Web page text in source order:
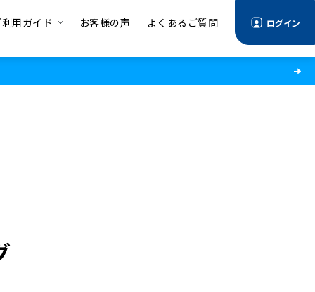
利用ガイド お客様の声 よくあるご質問 ログイン